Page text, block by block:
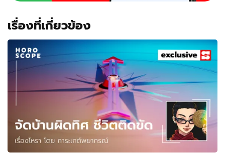
เรื่องที่เกี่ยวข้อง